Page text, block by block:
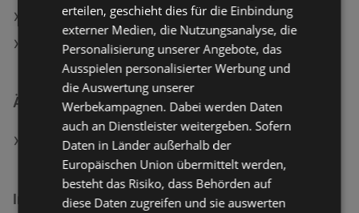
BestDrive Angebote
Aktuelle BestDrive Flugblätter
Ähnliche Händler
BestDrive Angebote
Interessantes auf wogibtswas.at
erteilen, geschieht dies für die Einbindung
externer Medien, die Nutzungsanalyse, die
Personalisierung unserer Angebote, das
Ausspielen personalisierter Werbung und
die Auswertung unserer
Werbekampagnen. Dabei werden Daten
auch an Dienstleister weitergeben. Sofern
Daten in Länder außerhalb der
Europäischen Union übermittelt werden,
besteht das Risiko, dass Behörden auf
diese Daten zugreifen und sie auswerten